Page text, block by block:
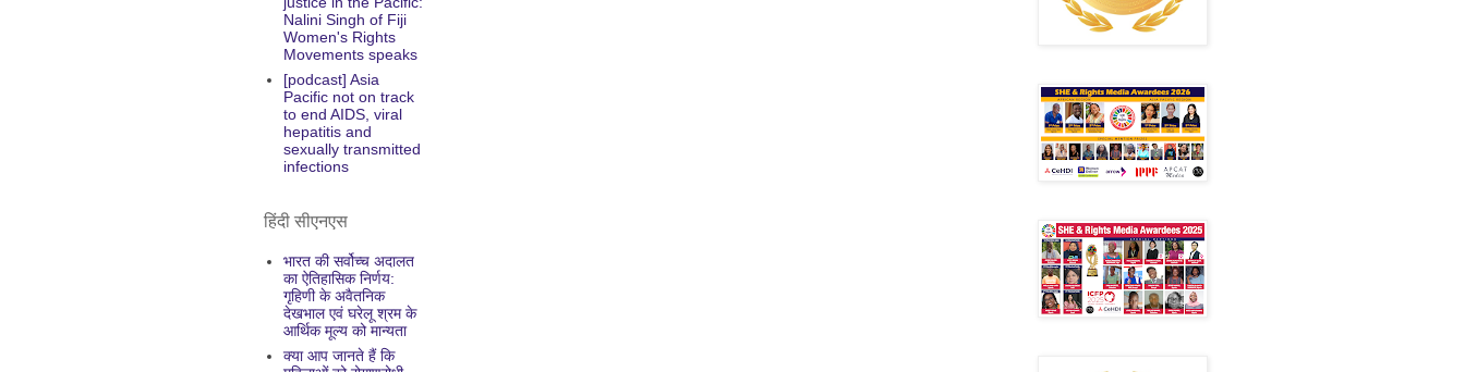
Nalini Singh of Fiji
Women's Rights
Movements speaks
[podcast] Asia
Pacific not on track
to end AIDS, viral
hepatitis and
sexually transmitted
infections
हिंदी सीएनएस
भारत की सर्वोच्च अदालत
का ऐतिहासिक निर्णय:
गृहिणी के अवैतनिक
देखभाल एवं घरेलू श्रम के
आर्थिक मूल्य को मान्यता
क्या आप जानते हैं कि